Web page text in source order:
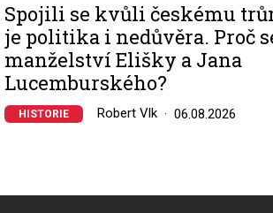
Spojili se kvůli českému
je politika i nedůvěra. Proč
manželství Elišky a Jana
Lucemburského?
HISTORIE Robert Vlk 06.08.2026